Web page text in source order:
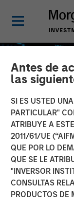
Antes de
las
SI ES USTED
PARTICULAR"
ATRIBUYE A
2011/61/UE
QUE POR LO
QUE SE LE
"INVERSOR
CONSULTAS
PRODUCTOS DE
GLOBAL EQUITY